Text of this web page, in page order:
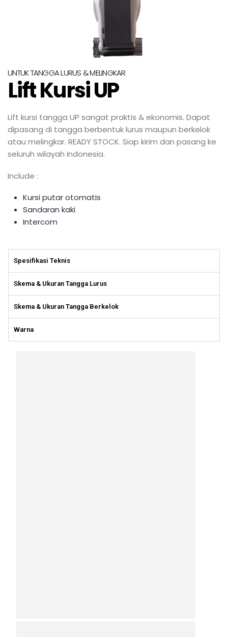
UNTUK TANGGA LURUS & MELINGKAR
Lift Kursi UP
Lift kursi tangga UP sangat praktis & ekonomis. Dapat
dipasang di tangga berbentuk lurus maupun berkelok
atau melingkar. READY STOCK. Siap kirim dan pasang ke
seluruh wilayah Indonesia.
Include :
Kursi putar otomatis
Sandaran kaki
Intercom
Spesifikasi Teknis
Skema & Ukuran Tangga Lurus
Skema & Ukuran Tangga Berkelok
Warna